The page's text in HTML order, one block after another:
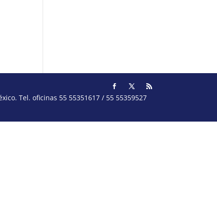
Tel. oficinas 55 55351617 / 55 55359527